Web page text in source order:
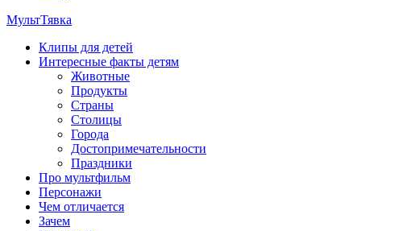
МультТявка
интересные факты про страны, столицы и города, клипы из
мультфильмов
Клипы для детей
Интересные факты детям
Животные
Продукты
Страны
Столицы
Города
Достопримечательности
Праздники
Про мультфильм
Персонажи
Чем отличается
Зачем